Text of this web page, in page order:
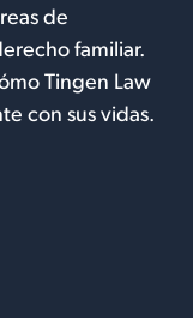
de
familiar.
Tingen Law
con sus vidas.